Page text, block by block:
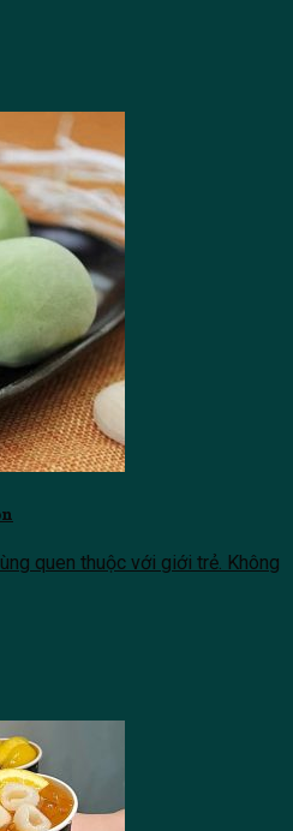
quen thuộc với giới trẻ. Không